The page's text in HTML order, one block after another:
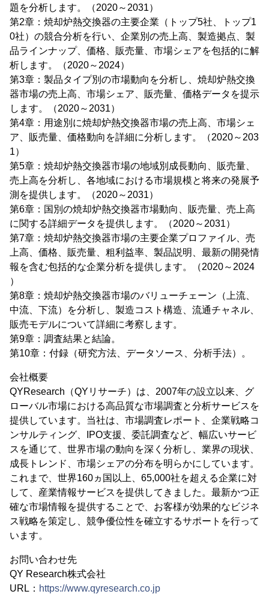
題を分析します。（2020～2031）
第2章：焼却炉熱交換器の主要企業（トップ5社、トップ1
0社）の競合分析を行い、企業別の売上高、製造拠点、製
品ラインナップ、価格、販売量、市場シェアを包括的に解
析します。（2020～2024）
第3章：製品タイプ別の市場動向を分析し、焼却炉熱交換
器市場の売上高、市場シェア、販売量、価格データを提示
します。（2020～2031）
第4章：用途別に焼却炉熱交換器市場の売上高、市場シェ
ア、販売量、価格動向を詳細に分析します。（2020～203
1）
第5章：焼却炉熱交換器市場の地域別成長動向、販売量、
売上高を分析し、各地域における市場規模と将来の発展予
測を提供します。（2020～2031）
第6章：国別の焼却炉熱交換器市場動向、販売量、売上高
に関する詳細データを提供します。（2020～2031）
第7章：焼却炉熱交換器市場の主要企業プロファイル、売
上高、価格、販売量、粗利益率、製品説明、最新の開発情
報を含む包括的な企業分析を提供します。（2020～2024
）
第8章：焼却炉熱交換器市場のバリューチェーン（上流、
中流、下流）を分析し、製造コスト構造、流通チャネル、
販売モデルについて詳細に考察します。
第9章：調査結果と結論。
第10章：付録（研究方法、データソース、分析手法）。
会社概要
QYResearch（QYリサーチ）は、2007年の設立以来、グ
ローバル市場における高品質な市場調査と分析サービスを
提供しています。当社は、市場調査レポート、企業戦略コ
ンサルティング、IPO支援、委託調査など、幅広いサービ
スを通じて、世界市場の動向を深く分析し、業界の現状、
成長トレンド、市場シェアの分布を明らかにしています。
これまで、世界160ヵ国以上、65,000社を超える企業に対
して、産業情報サービスを提供してきました。最新かつ正
確な市場情報を提供することで、お客様が効果的なビジネ
ス戦略を策定し、競争優位性を確立するサポートを行って
います。
お問い合わせ先
QY Research株式会社
URL： https://www.qyresearch.co.jp